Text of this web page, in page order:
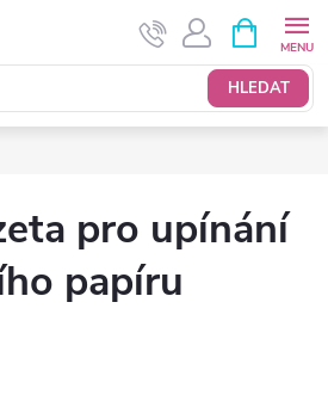
HLEDAT
NÁKUPNÍ
KOŠÍK
pro upínání
papíru